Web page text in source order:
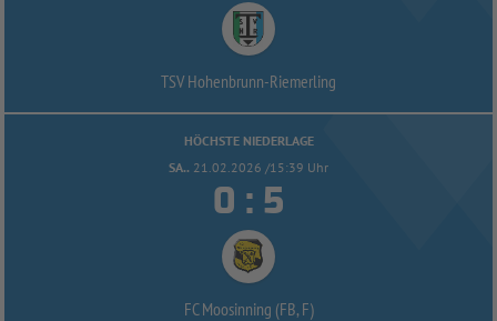
TSV Hohenbrunn-Riemerling
HÖCHSTE NIEDERLAGE
SA.. 21.02.2026 /15:39 Uhr
 : 
FC Moosinning (FB, F)